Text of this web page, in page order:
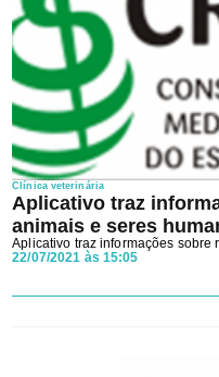
Clínica veterinária
Aplicativo traz
animais e seres
Aplicativo traz informações sobre
22/07/2021 às 15:05
Ao avançar aceito os
Privacidade
da Clínica